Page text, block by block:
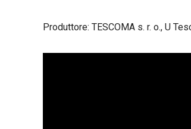
Produttore: TESCOMA s. r. o., U